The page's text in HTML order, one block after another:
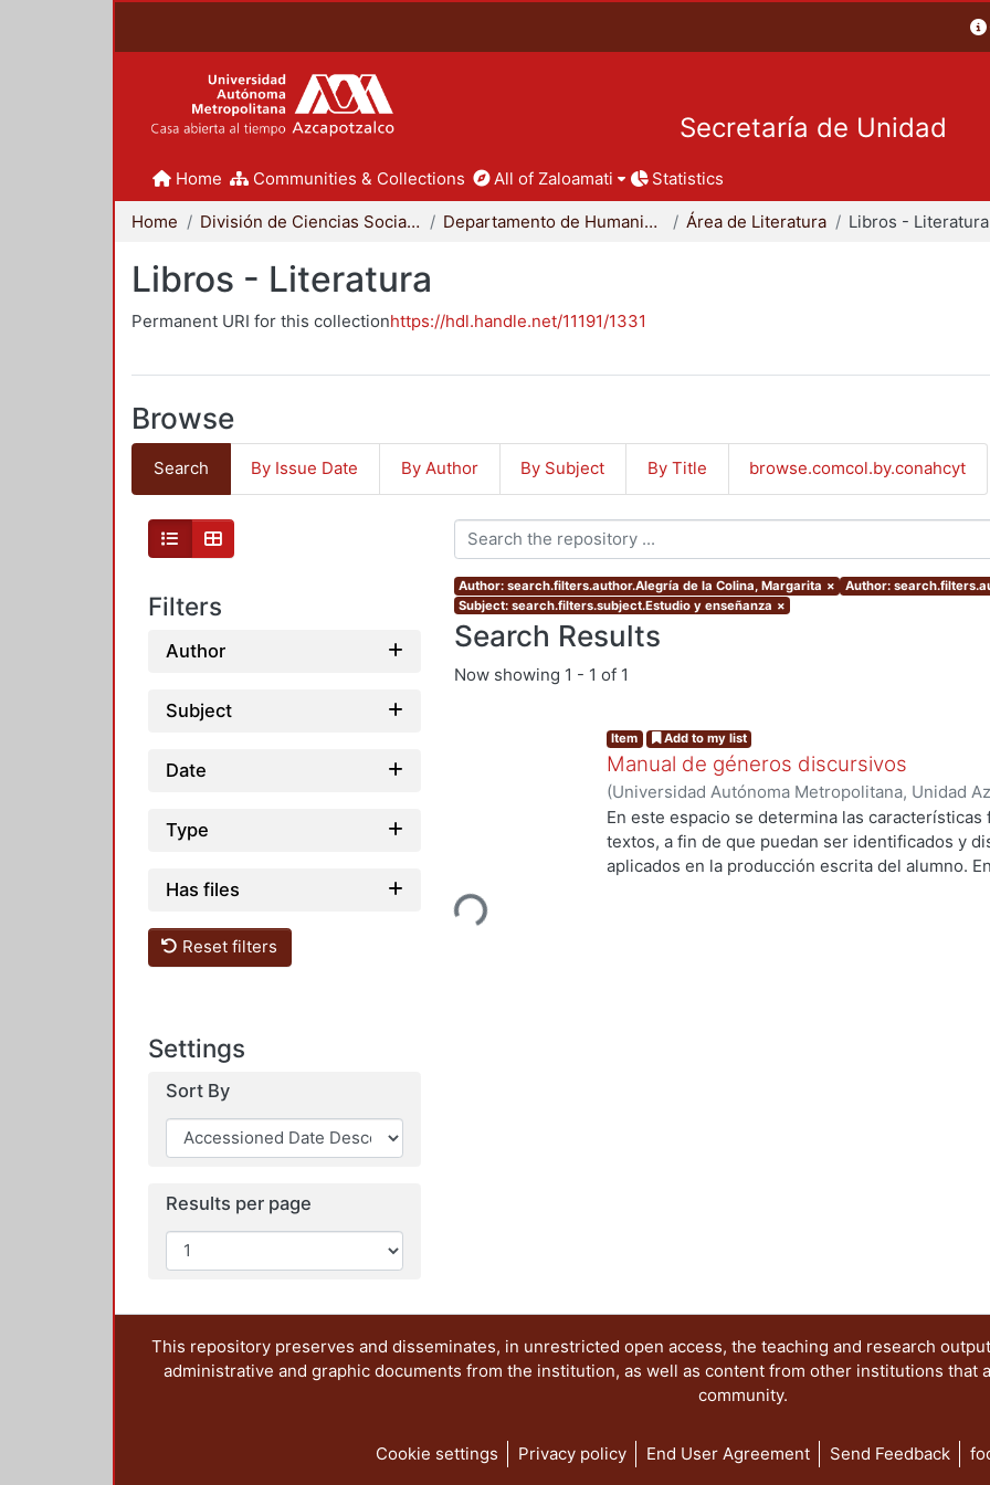
Secretaría de Unidad
Home Communities & Collections All of Zaloamati Statistics
Home División de Ciencias Sociales y Humanidades Departamento de Humanidades Área de Literatura Libros - Literatura
Libros - Literatura
Permanent URI for this collectionhttps://hdl.handle.net/11191/1331
Browse
Search By Issue Date By Author By Subject By Title browse.comcol.by.conahcyt
Filters
Author
Subject
Date
Type
Has files
Reset filters
Settings
Sort By
Results per page
Author: search.filters.author.Alegría de la Colina, Margarita × Author:
Subject: search.filters.subject.Estudio y enseñanza ×
Search Results
Now showing 1 - 1 of 1
Loading...
Item Add to my list
Manual de géneros discursivos
(Universidad Autónoma Metropolitana, Unidad
Sociales y Humanidades, Departamento de
Alegría de la Colina, Margarita; Cervantes
Rosaura;Herrera, Alejandra;Sorókina, Tatiana
En este espacio se determina las
textos, a fin de que puedan ser identificados y
aplicados en la producción escrita del alumno.
This repository preserves and disseminates, in unrestricted open access, the teaching and research
administrative and graphic documents from the institution, as well as content from other institutions that
community.
Cookie settings Privacy policy End User Agreement Send Feedback